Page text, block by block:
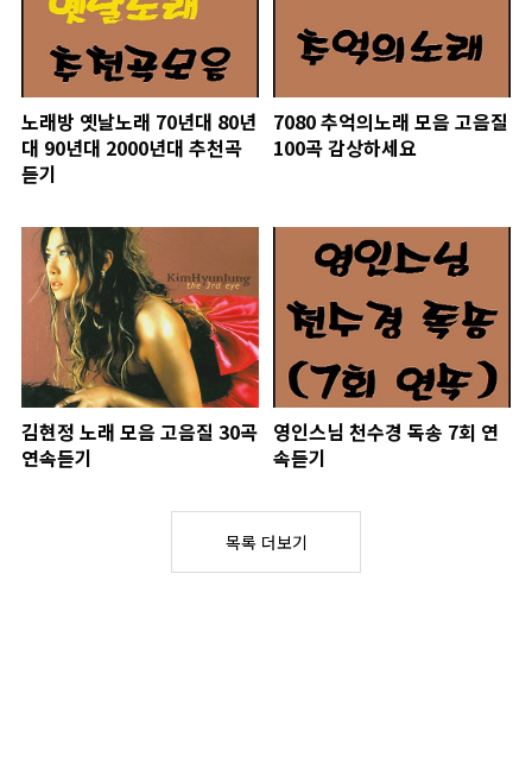
노래방 옛날노래 70년대 80년
대 90년대 2000년대 추천곡
듣기
7080 추억의노래 모음 고음질
100곡 감상하세요
김현정 노래 모음 고음질 30곡
연속듣기
영인스님 천수경 독송 7회 연
속듣기
목록 더보기